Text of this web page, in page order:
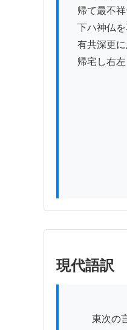
帰て最不祥
下ハ神仏を
有共深更に
帰宅し右左
現代語訳